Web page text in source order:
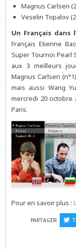
Magnus Carlsen
Veselin Topalov
Un Français dans
Français Etienne
Super Tournoi Pearl
aux 3 meilleurs
Magnus Carlsen
mais aussi Wang
mercredi 20 octobre
Paris.
Pour en savoir plus :
PARTAGER: